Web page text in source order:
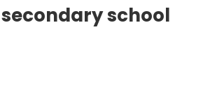
school